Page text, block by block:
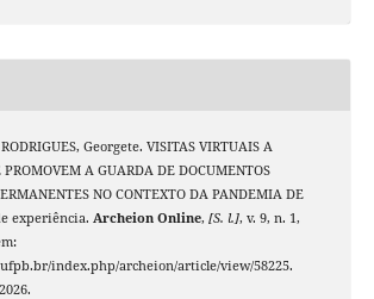
Georgete. VISITAS VIRTUAIS A
PROMOVEM A GUARDA DE DOCUMENTOS
NO CONTEXTO DA PANDEMIA DE
experiência. Archeion Online, [S. l.], v. 9, n. 1,
index.php/archeion/article/view/58225.